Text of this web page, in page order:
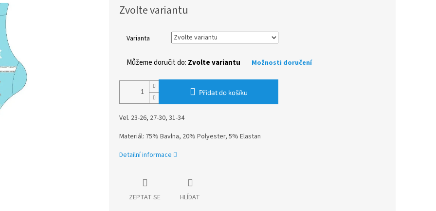
cena:
Zvolte variantu
Varianta
Můžeme doručit do: Zvolte variantu Možnosti doručení
Přidat do košíku
Vel. 23-26, 27-30, 31-34
Materiál: 75% Bavlna, 20% Polyester, 5% Elastan
Detailní informace
ZEPTAT SE HLÍDAT